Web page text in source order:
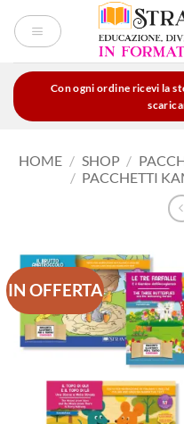
Con ogni ordine ricevi la
HOME / SHOP /
/ PACCHETTI
IN OFFERTA